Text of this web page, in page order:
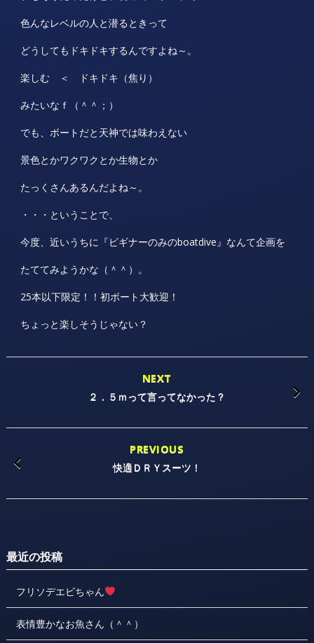
色んなレベルの人と潜るときって
どうしてもドキドキするんですよね～。
楽しむ ＜ ドキドキ（焦り）
みたいなｆ（＾＾；）
でも、ボートだと天神では味わえない
景色とかワクワクとか生物とか
たっくさんあるんだよね～。
・・・ということで、
今度、近いうちに『ビギナーのみのboatdive』なんて企画を
たててみようかな（＾＾）。
25本以下限定！！初ボート大歓迎！
ちょっと楽しそうじゃない？
NEXT
２．５ｍって言ってなかった？
PREVIOUS
快適ＤＲＹスーツ！
最近の投稿
フリソデエビちゃん
表情豊かなお魚さん（＾＾）